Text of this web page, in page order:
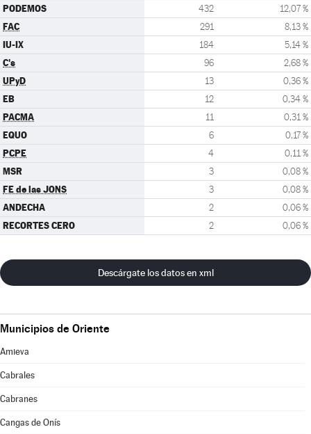
PODEMOS 432 12,07 %
FAC 291 8,13 %
IU-IX 184 5,14 %
C's 96 2,68 %
UPyD 13 0,36 %
EB 12 0,34 %
PACMA 11 0,31 %
EQUO 6 0,17 %
PCPE 4 0,11 %
MSR 3 0,08 %
FE de las JONS 3 0,08 %
ANDECHA 2 0,06 %
RECORTES CERO 2 0,06 %
Descárgate los datos en xml
Municipios de Oriente
Amieva
Cabrales
Cabranes
Cangas de Onís